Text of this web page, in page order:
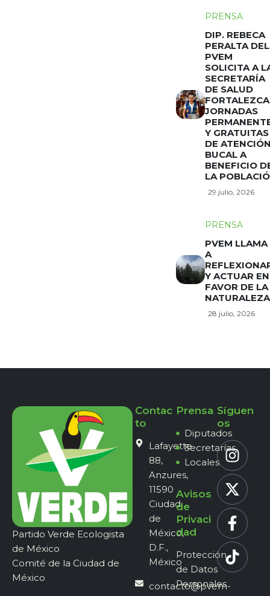
PRENSA
DIP. REBECA
PERALTA DEL
PVEM
SOLICITA A
SECRETARÍA
DE SALUD
FORTALEZCA
JORNADAS
Y GRATUITAS
DE
BUCAL A
BENEFICIO
LA
29 julio, 2026
PRENSA
PVEM LLAMA
A
Y ACTUAR EN
FAVOR DE LA
NATURALEZA
28 julio, 2026
Partido Verde Ecologista
de México
Comité de la Ciudad de
México
Contac
to
Lafayette
88,
Anzures,
11590
Ciudad
de
México,
D.F.,
México
contacto@pvem-
Prensa
Diputados
Secretarías
Locales
Avisos
de
Privaci
dad
Protección
de Datos
Personales
Síguen
os